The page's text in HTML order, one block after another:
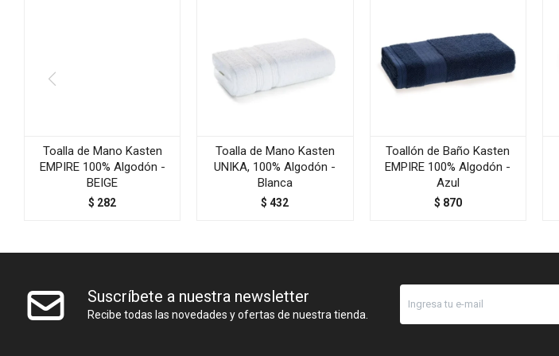
Toalla de Mano Kasten
EMPIRE 100% Algodón -
BEIGE
$ 282
Toalla de Mano Kasten
UNIKA, 100% Algodón -
Blanca
$ 432
Toallón de Baño Kasten
EMPIRE 100% Algodón -
Azul
$ 870
Suscríbete a nuestra newsletter
Recibe todas las novedades y ofertas de nuestra tienda.